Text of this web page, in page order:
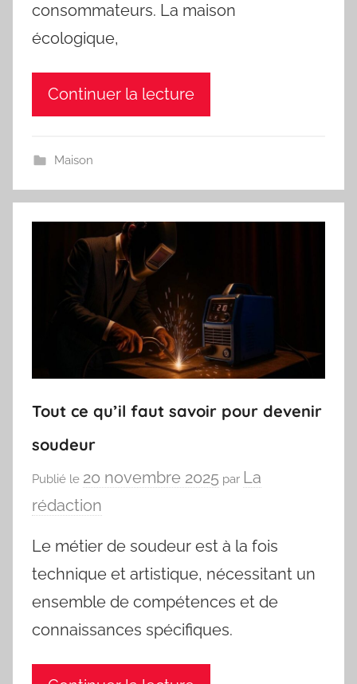
consommateurs. La maison
écologique,
Continuer la lecture
Maison
Tout ce qu’il faut savoir pour devenir
soudeur
Publié le 20 novembre 2025 par La
rédaction
Le métier de soudeur est à la fois
technique et artistique, nécessitant un
ensemble de compétences et de
connaissances spécifiques.